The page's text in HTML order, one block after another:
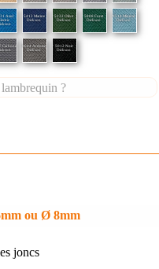
Azul
5412 Marine
Dickson
5132 Olive
Dickson
5888 Foret
Dickson
9514 Minéral
Dickson
Carbone
9644 Ardoise
Dickson
5012 Noir
Dickson
?
ou Ø 8mm
joncs